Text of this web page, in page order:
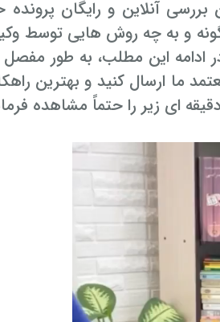
آنلاین و رایگان
و به چه روش هایی توسط
ادامه این مطلب، به طور
ما ارسال کنید و بهترین
ای زیر را حتماً مشاهده